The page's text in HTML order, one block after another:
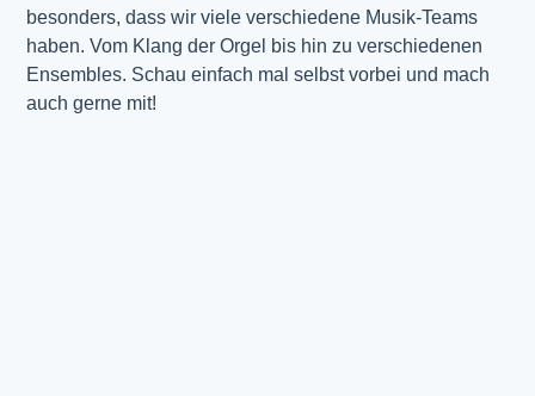
besonders, dass wir viele verschiedene Musik-Teams
haben. Vom Klang der Orgel bis hin zu verschiedenen
Ensembles. Schau einfach mal selbst vorbei und mach
auch gerne mit!